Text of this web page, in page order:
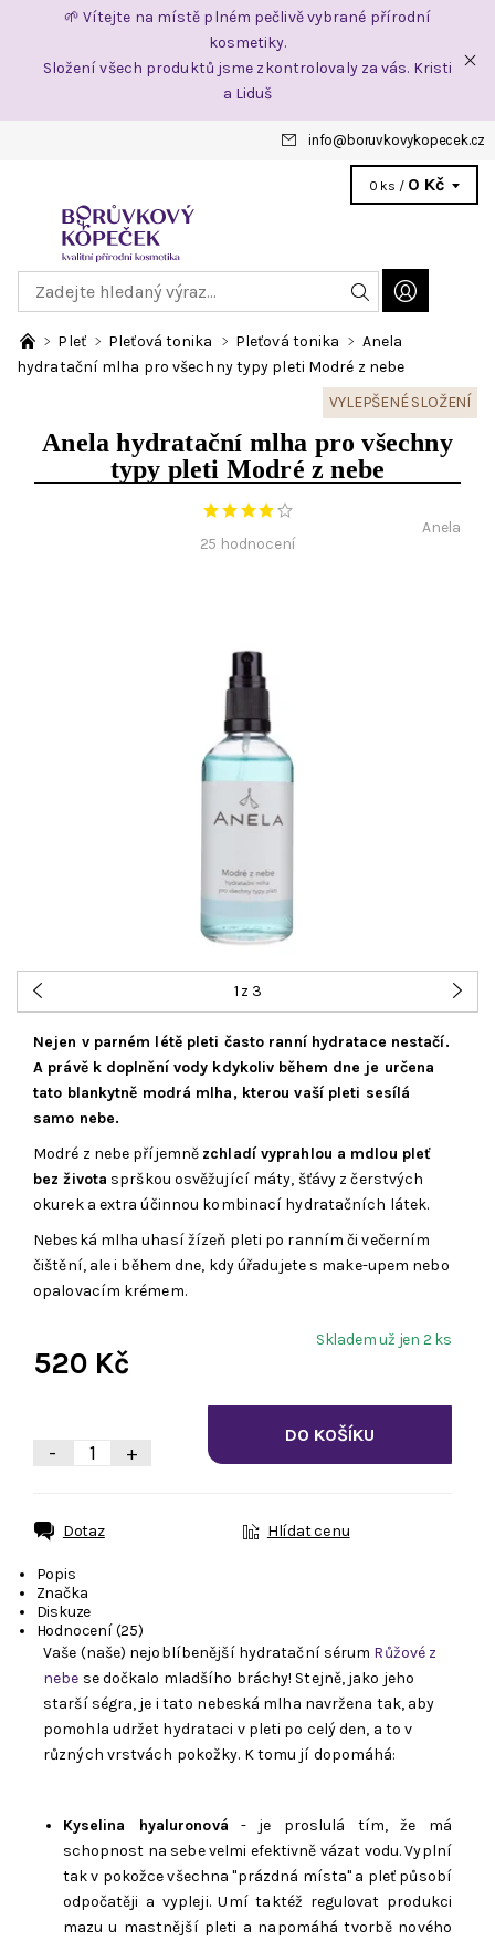
🌱 Vítejte na místě plném pečlivě vybrané přírodní
kosmetiky.
Složení všech produktů jsme zkontrolovaly za vás. Kristi
a Liduš
info@ boruvkovykopecek.cz
0 ks / 0 Kč
Pleť Pleťová tonika Pleťová tonika
Anela
hydratační mlha pro všechny typy pleti Modré z nebe
VYLEPŠENÉ SLOŽENÍ
Anela hydratační mlha pro všechny
typy pleti Modré z nebe
25 hodnocení
Anela
1 z 3
Nejen v parném létě pleti často ranní hydratace nestačí.
A právě k doplnění vody kdykoliv během dne je určena
tato blankytně modrá mlha, kterou vaší pleti sesílá
samo nebe.
Modré z nebe příjemně zchladí vyprahlou a mdlou pleť
bez života sprškou osvěžující máty, šťávy z čerstvých
okurek a extra účinnou kombinací hydratačních látek.
Nebeská mlha uhasí žízeň pleti po ranním či večerním
čištění, ale i během dne, kdy úřadujete s make-upem nebo
opalovacím krémem.
Skladem už jen 2 ks
520 Kč
- +
Dotaz Hlídat cenu
Popis
Značka
Diskuze
Hodnocení (25)
Vaše (naše) nejoblíbenější hydratační sérum Růžové z
nebe se dočkalo mladšího bráchy! Stejně, jako jeho
starší ségra, je i tato nebeská mlha navržena tak, aby
pomohla udržet hydrataci v pleti po celý den, a to v
různých vrstvách pokožky. K tomu jí dopomáhá:
Kyselina hyaluronová - je proslulá tím, že má
schopnost na sebe velmi efektivně vázat vodu. Vyplní
tak v pokožce všechna "prázdná místa" a pleť působí
odpočatěji a vypleji. Umí taktéž regulovat produkci
mazu u mastnější pleti a napomáhá tvorbě nového